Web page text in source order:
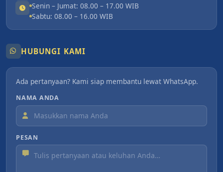
Senin – Jumat: 08.00 – 17.00 WIB
Sabtu: 08.00 – 16.00 WIB
HUBUNGI KAMI
Ada pertanyaan? Kami siap membantu lewat WhatsApp.
NAMA ANDA
PESAN